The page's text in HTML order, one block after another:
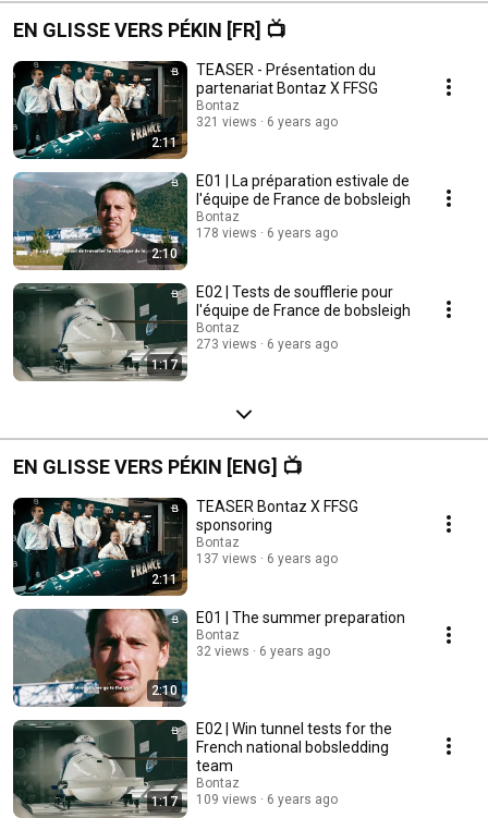
EN GLISSE VERS PÉKIN [FR] 📺
2:11
TEASER - Présentation du
partenariat Bontaz X FFSG
Bontaz
321 views
6 years ago
2:10
E01 | La préparation estivale de
l'équipe de France de bobsleigh
Bontaz
178 views
6 years ago
1:17
E02 | Tests de soufflerie pour
l'équipe de France de bobsleigh
Bontaz
273 views
6 years ago
EN GLISSE VERS PÉKIN [ENG] 📺
2:11
TEASER Bontaz X FFSG
sponsoring
Bontaz
137 views
6 years ago
2:10
E01 | The summer preparation
Bontaz
32 views
6 years ago
1:17
E02 | Win tunnel tests for the
French national bobsledding
team
Bontaz
109 views
6 years ago